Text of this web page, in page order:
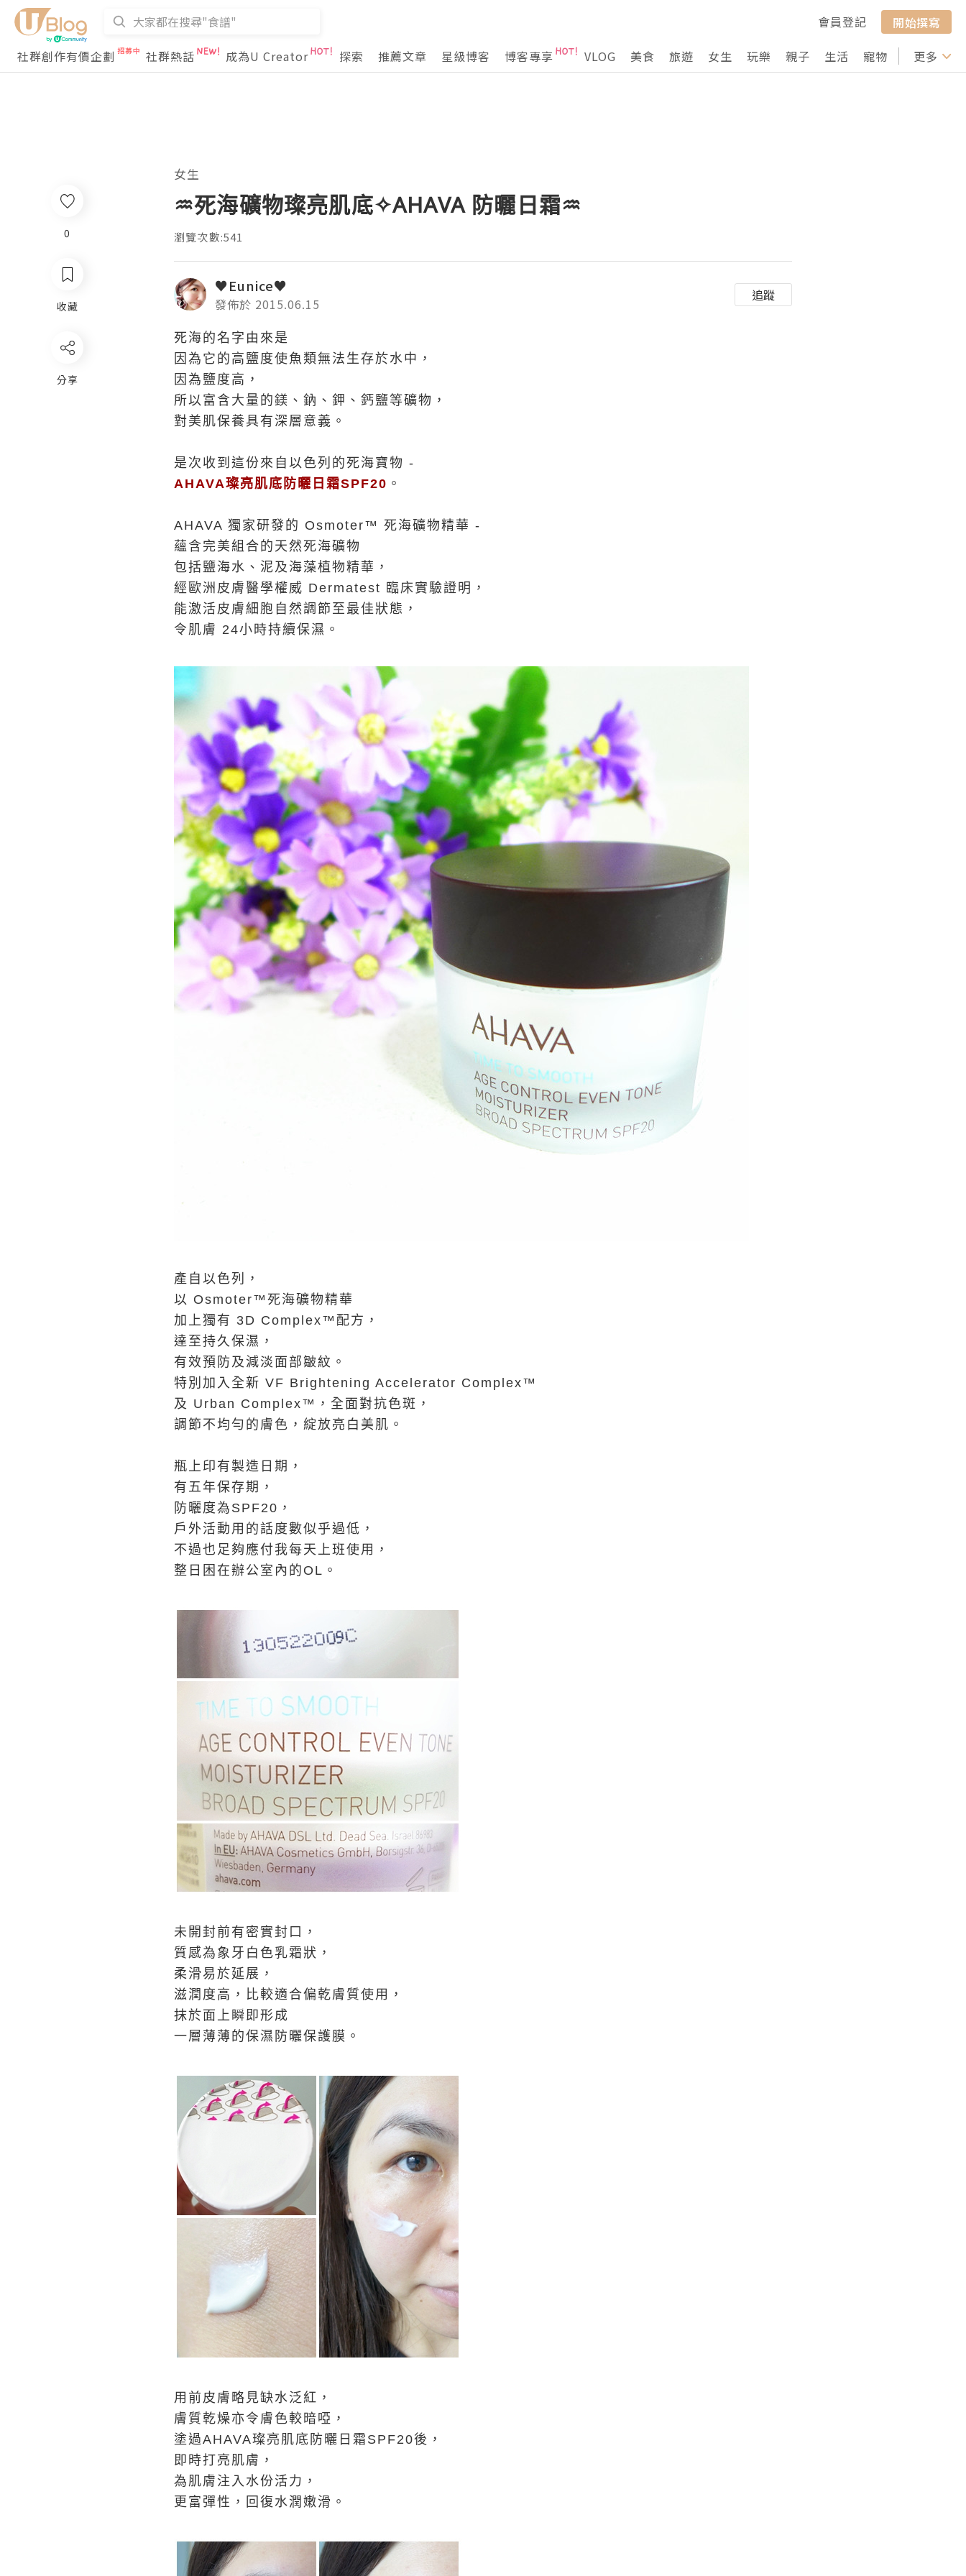
會員登記
開始撰寫
社群創作有價企劃
社群熱話 成為U Creator 探索 推薦文章 星級博客 博客專享 VLOG 美食 旅遊 女生 玩樂 親子 生活 寵物 行山 打卡
更多
0
收藏
分享
女生
♒死海礦物璨亮肌底✧AHAVA 防曬日霜♒
瀏覽次數:541
♥Eunice♥
發佈於 2015.06.15
追蹤
死海的名字由來是
因為它的高鹽度使魚類無法生存於水中，
因為鹽度高，
所以富含大量的鎂、鈉、鉀、鈣鹽等礦物，
對美肌保養具有深層意義。
是次收到這份來自以色列的死海寶物 -
AHAVA璨亮肌底防曬日霜SPF20 。
AHAVA 獨家研發的 Osmoter™ 死海礦物精華 -
蘊含完美組合的天然死海礦物
包括鹽海水、泥及海藻植物精華，
經歐洲皮膚醫學權威 Dermatest 臨床實驗證明，
能激活皮膚細胞自然調節至最佳狀態，
令肌膚 24小時持續保濕。
產自以色列，
以 Osmoter™死海礦物精華
加上獨有 3D Complex™配方，
達至持久保濕，
有效預防及減淡面部皺紋。
特別加入全新 VF Brightening Accelerator Complex™
及 Urban Complex™，全面對抗色斑，
調節不均勻的膚色，綻放亮白美肌。
瓶上印有製造日期，
有五年保存期，
防曬度為SPF20，
戶外活動用的話度數似乎過低，
不過也足夠應付我每天上班使用，
整日困在辦公室內的OL。
未開封前有密實封口，
質感為象牙白色乳霜狀，
柔滑易於延展，
滋潤度高，比較適合偏乾膚質使用 ，
抹於面上瞬即形成
一層薄薄的保濕防曬保護膜。
用前皮膚略見缺水泛紅，
膚質乾燥亦令膚色較暗啞，
塗過AHAVA璨亮肌底防曬日霜SPF20後，
即時打亮肌膚，
為肌膚注入水份活力，
更富彈性，回復水潤嫩滑。